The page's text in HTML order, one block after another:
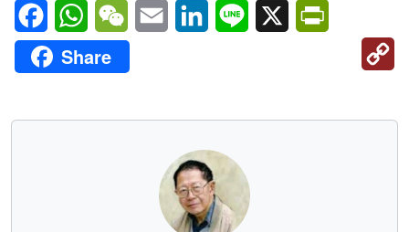
FacebookWhatsAppWeChatEmail LinkedInLine X
Share